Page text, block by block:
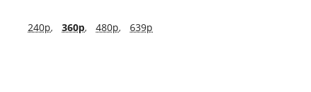
240p, 360p, 480p, 639p